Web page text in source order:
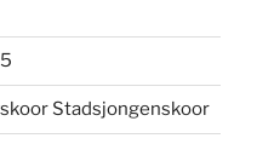
Stadsjongenskoor